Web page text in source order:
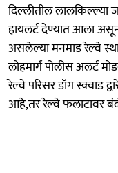
दिल्लीतील लालकिल्ल्या
हायलर्ट देण्यात आला
असलेल्या मनमाड रेल्वे
लोहमार्ग पोलीस अलर्ट
रेल्वे परिसर डॉग स्क्वाड
आहे,तर रेल्वे फलाटावर